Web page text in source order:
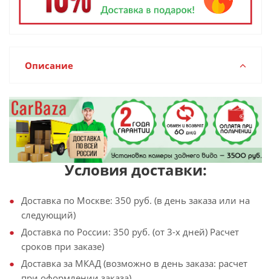
Описание
Условия доставки:
Доставка по Москве: 350 руб. (в день заказа или на
следующий)
Доставка по России: 350 руб. (от 3-х дней) Расчет
сроков при заказе)
Доставка за МКАД (возможно в день заказа: расчет